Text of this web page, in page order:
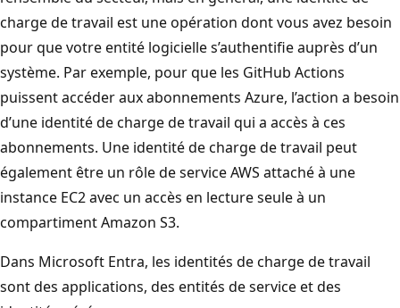
charge de travail est une opération dont vous avez besoin
pour que votre entité logicielle s’authentifie auprès d’un
système. Par exemple, pour que les GitHub Actions
puissent accéder aux abonnements Azure, l’action a besoin
d’une identité de charge de travail qui a accès à ces
abonnements. Une identité de charge de travail peut
également être un rôle de service AWS attaché à une
instance EC2 avec un accès en lecture seule à un
compartiment Amazon S3.
Dans Microsoft Entra, les identités de charge de travail
sont des applications, des entités de service et des